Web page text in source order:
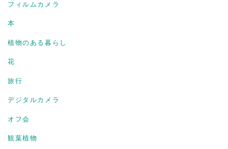
フィルムカメラ
本
植物のある暮らし
花
旅行
デジタルカメラ
オフ会
観葉植物